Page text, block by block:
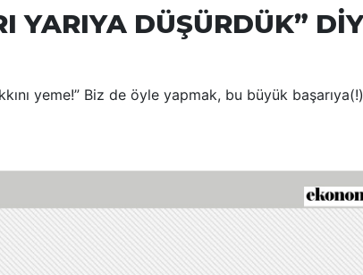
YARIYA DÜŞÜRDÜK”
yeme!” Biz de öyle yapmak, bu büyük